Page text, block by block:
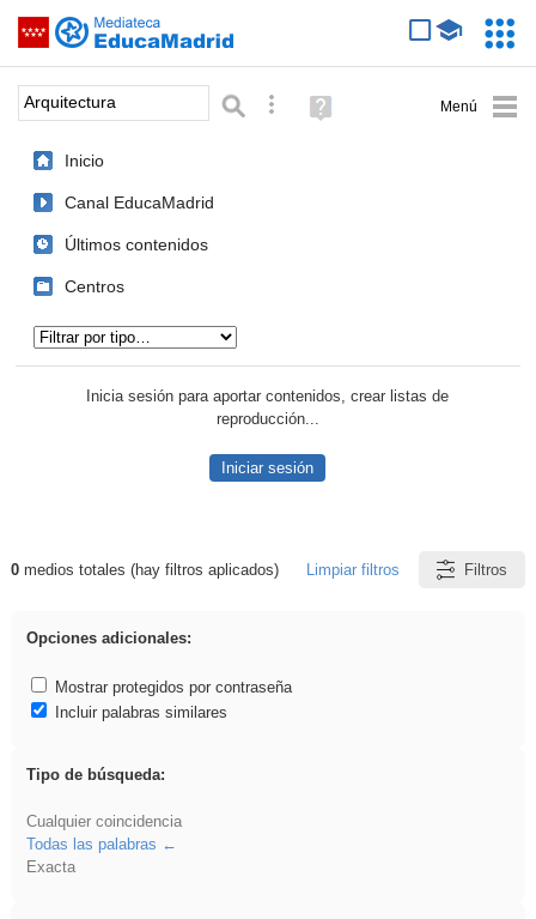
Saltar navegación
Palabra o frase: Búsqueda avanzada
Ayuda
(en
Inicio
Canal EducaMadrid
Últimos contenidos
Centros
Inicia sesión para aportar contenidos, crear listas de
reproducción...
Iniciar sesión
Resultados de: Arquitectura
0medios totales (hay filtros aplicados) Limpiar filtros Filtros
Opciones adicionales:
Mostrar protegidos por contraseña
Incluir palabras similares
Tipo de búsqueda:
Cualquier coincidencia
Todas las palabras
Exacta